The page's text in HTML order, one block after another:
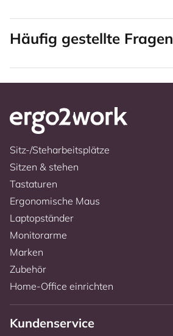
Häufig gestellte Fragen
Sitz-/Steharbeitsplätze
Sitzen & stehen
Tastaturen
Ergonomische Maus
Laptopständer
Monitorarme
Marken
Zubehör
Home-Office einrichten
Kundenservice